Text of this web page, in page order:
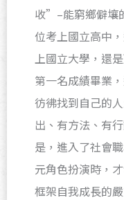
收”–能窮鄉僻壤
位考上國立高中
上國立大學，還
第一名成績畢業
彷彿找到自己的
出、有方法、有
是，進入了社會
元角色扮演時，
框架自我成長的